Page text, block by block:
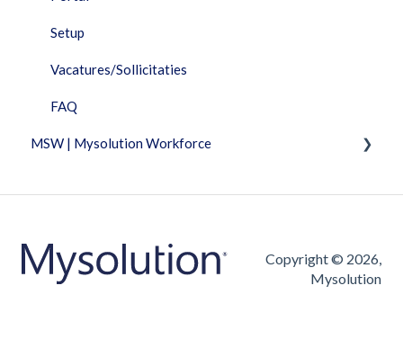
Portal
Projecten
Rapportage
Resources
Urenverantwoording
Setup
Vacatures/Sollicitaties
FAQ
MSW | Mysolution Workforce
Urenverantwoording
Copyright © 2026,
Mysolution